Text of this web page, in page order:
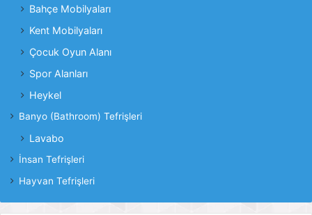
Bahçe Mobilyaları
Kent Mobilyaları
Çocuk Oyun Alanı
Spor Alanları
Heykel
Banyo (Bathroom) Tefrişleri
Lavabo
İnsan Tefrişleri
Hayvan Tefrişleri